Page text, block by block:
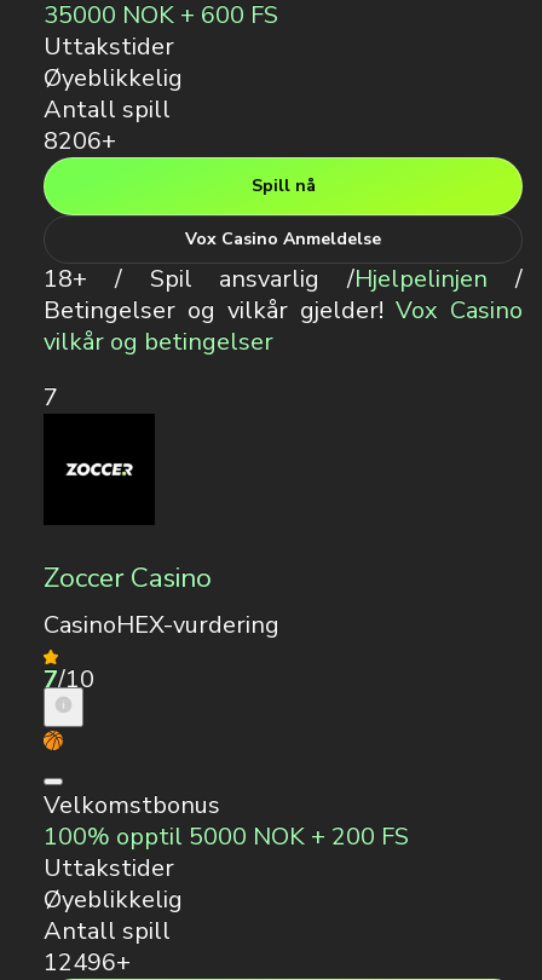
35000 NOK + 600 FS
Uttakstider
Øyeblikkelig
Antall spill
8206+
Spill nå
Vox Casino Anmeldelse
18+ / Spil ansvarlig /Hjelpelinjen /
Betingelser og vilkår gjelder! Vox Casino
vilkår og betingelser
7
Zoccer Casino
CasinoHEX-vurdering
7/10
Velkomstbonus
100% opptil 5000 NOK + 200 FS
Uttakstider
Øyeblikkelig
Antall spill
12496+